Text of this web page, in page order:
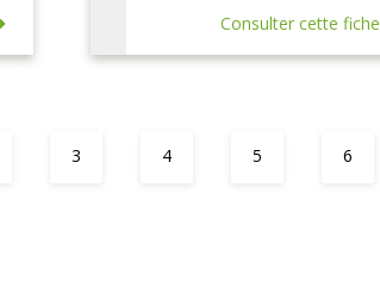
Consulter cette fiche
3 4 5 6